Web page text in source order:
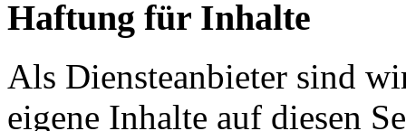
Haftung für Inhalte
Als Diensteanbieter sind
eigene Inhalte auf diesen